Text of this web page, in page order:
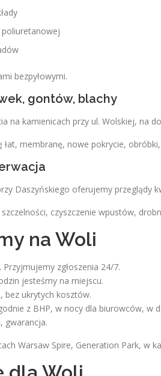
bezpyłowymi.
gontów, blachy
na kamienicach przy ul. Wolskiej, na
membranę, nowe pokrycie,
Daszyńskiego oferujemy przeglądy
czyszczenie wpustów,
na Woli
Przyjmujemy zgłoszenia 24/7.
jesteśmy na miejscu.
bez ukrytych kosztów.
z BHP, w nocy dla biurowców, w
gwarancja.
Warsaw Spire, Generation Park, w